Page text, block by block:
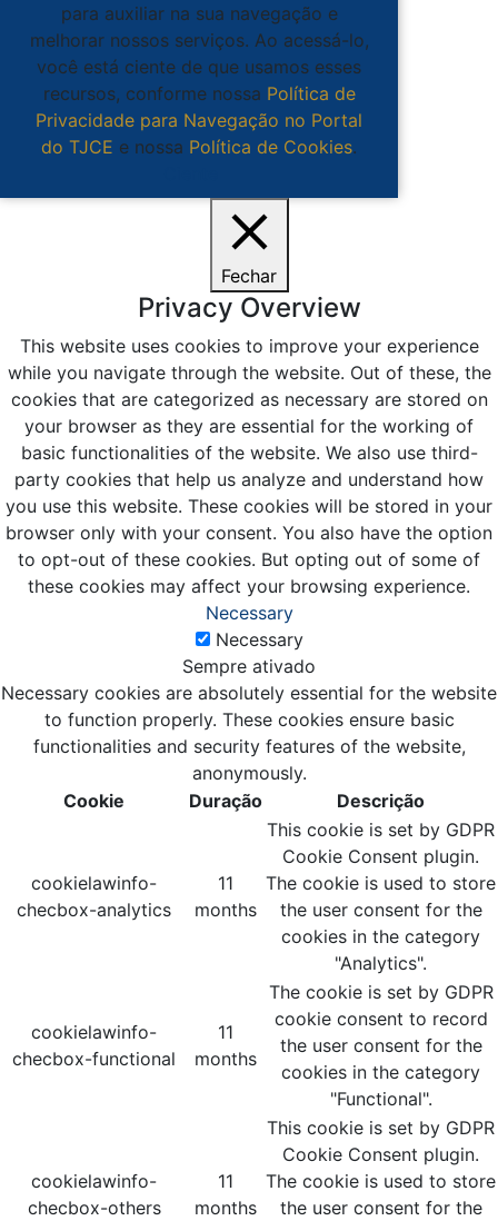
para auxiliar na sua navegação e
melhorar nossos serviços. Ao acessá-lo,
você está ciente de que usamos esses
recursos, conforme nossa Política de
Privacidade para Navegação no Portal
do TJCE e nossa Política de Cookies.
Fechar
Privacy Overview
This website uses cookies to improve your experience
while you navigate through the website. Out of these, the
cookies that are categorized as necessary are stored on
your browser as they are essential for the working of
basic functionalities of the website. We also use third-
party cookies that help us analyze and understand how
you use this website. These cookies will be stored in your
browser only with your consent. You also have the option
to opt-out of these cookies. But opting out of some of
these cookies may affect your browsing experience.
Necessary
Necessary
Sempre ativado
Necessary cookies are absolutely essential for the website
to function properly. These cookies ensure basic
functionalities and security features of the website,
anonymously.
Cookie
Duração Descrição
cookielawinfo-
checbox-analytics
11
months
This cookie is set by GDPR
Cookie Consent plugin.
The cookie is used to store
the user consent for the
cookies in the category
"Analytics".
cookielawinfo-
checbox-functional
11
months
The cookie is set by GDPR
cookie consent to record
the user consent for the
cookies in the category
"Functional".
cookielawinfo-
checbox-others
11
months
This cookie is set by GDPR
Cookie Consent plugin.
The cookie is used to store
the user consent for the